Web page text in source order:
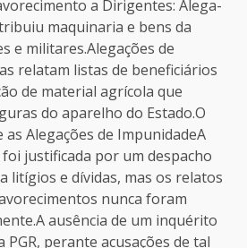
a Dirigentes: Alega-
maquinaria e bens da
e militares.Alegações de
relatam listas de beneficiários
de material agrícola que
do aparelho do Estado.O
Alegações de ImpunidadeA
justificada por um despacho
litígios e dívidas, mas os relatos
nunca foram
ausência de um inquérito
perante acusações de tal